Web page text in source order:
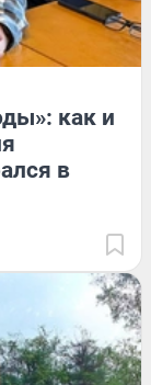
как и
в